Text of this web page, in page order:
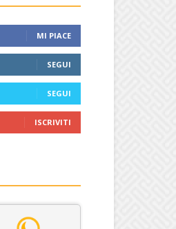
MI PIACE
SEGUI
SEGUI
ISCRIVITI